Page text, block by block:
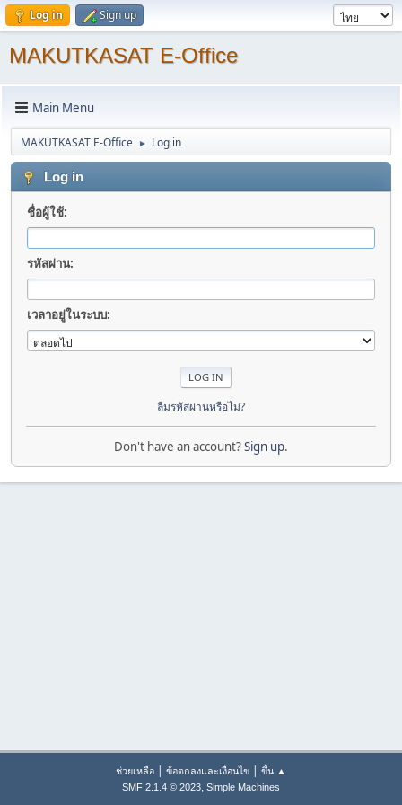
Log in Sign up
MAKUTKASAT E-Office
Main Menu
MAKUTKASAT E-Office ► Log in
Log in
ชื่อผู้ใช้:
รหัสผ่าน:
เวลาอยู่ในระบบ:
ลืมรหัสผ่านหรือไม่?
Don't have an account?Sign up.
ช่วยเหลือ | ข้อตกลงและเงื่อนไข | ขึ้น ▲
SMF 2.1.4 © 2023, Simple Machines